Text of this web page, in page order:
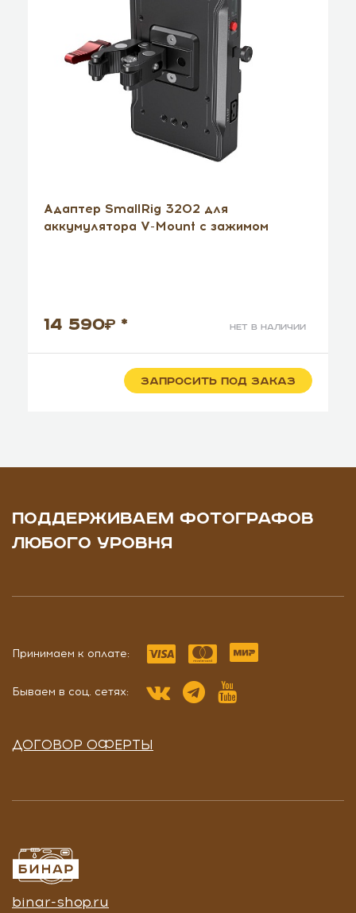
Адаптер SmallRig 3202 для
аккумулятора V-Mount с зажимом
14 590 * нет в наличии
ЗАПРОСИТЬ ПОД ЗАКАЗ
ПОДДЕРЖИВАЕМ ФОТОГРАФОВ
ЛЮБОГО УРОВНЯ
Принимаем к оплате:
Бываем в соц. сетях:
ДОГОВОР ОФЕРТЫ
binar-shop.ru